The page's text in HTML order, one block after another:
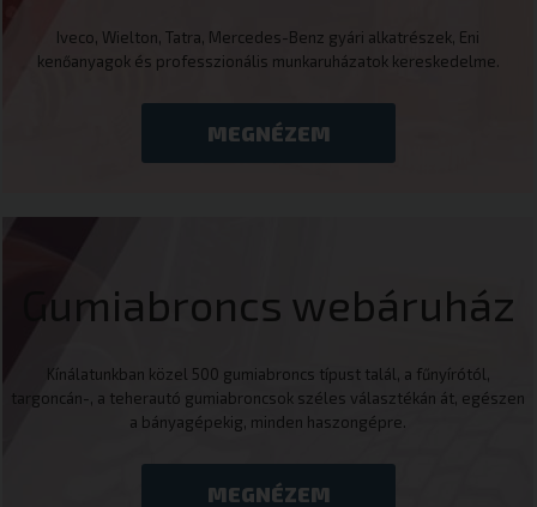
Iveco, Wielton, Tatra, Mercedes-Benz gyári alkatrészek, Eni
kenőanyagok és professzionális munkaruházatok kereskedelme.
MEGNÉZEM
Gumiabroncs webáruház
Kínálatunkban közel 500 gumiabroncs típust talál, a fűnyírótól,
targoncán-, a teherautó gumiabroncsok széles választékán át, egészen
a bányagépekig, minden haszongépre.
MEGNÉZEM